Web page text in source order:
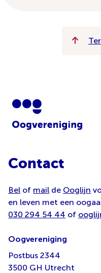
Contact
Bel of mail de Ooglijn
en leven met een
030 294 54 44 of
Oogvereniging
Postbus 2344
3500 GH Utrecht